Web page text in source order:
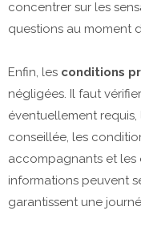
concentrer sur les
questions au moment
Enfin, les conditions
négligées. Il faut
éventuellement
conseillée, les
accompagnants et les
informations peuvent
garantissent une